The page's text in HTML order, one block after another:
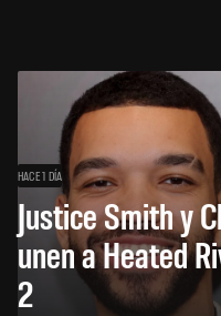
HACE 1 DÍA
Justice Smith y
unen a Heated
2